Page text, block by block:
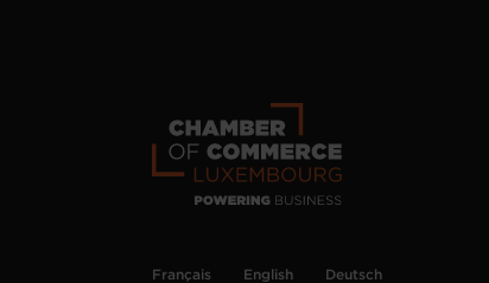
Français English Deutsch